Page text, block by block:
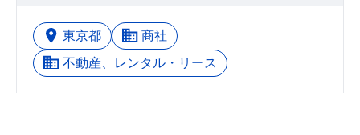
東京都
商社
不動産、レンタル・リース